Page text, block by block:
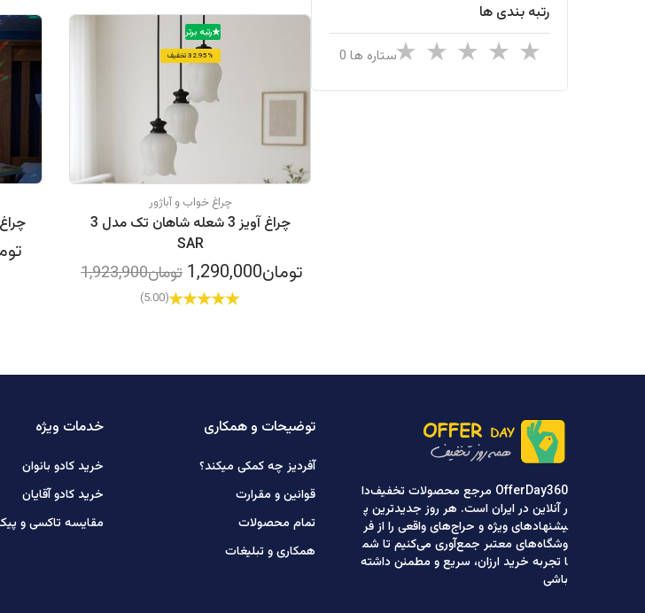
رتبه بندی ها
ستاره ها
رتبه برتر
32.95% تخفیف
چراغ خواب و آباژور
چراغ آویز 3 شعله شاهان تک مدل 3
SAR
تومان1,290,000 تومان1,923,900
(5.00)
OfferDay360 مرجع محصولات تخفیف‌دا
ر آنلاین در ایران است. هر روز جدیدترین پ
یشنهادهای ویژه و حراج‌های واقعی را از فر
وشگاه‌های معتبر جمع‌آوری می‌کنیم تا شم
ا تجربه خرید ارزان، سریع و مطمئن داشته
باشی
توضیحات و همکاری
آفردیز چه کمکی میکند؟
قوانین و مقرارت
تمام محصولات
همکاری و تبلیغات
خدمات ویژه
خرید کادو بانوان
خرید کادو آقایان
مقایسه تاکسی و